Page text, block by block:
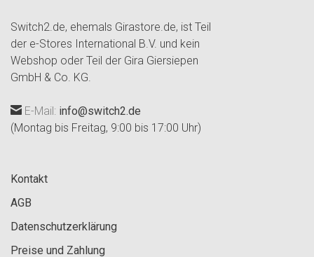
Switch2.de, ehemals Girastore.de, ist Teil
der e-Stores International B.V. und kein
Webshop oder Teil der Gira Giersiepen
GmbH & Co. KG.
E-Mail: info@switch2.de
(Montag bis Freitag, 9:00 bis 17:00 Uhr)
Kontakt
AGB
Datenschutzerklärung
Preise und Zahlung